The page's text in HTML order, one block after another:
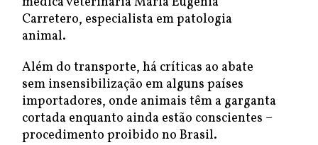
Carretero, especialista em patologia
animal.
Além do transporte, há críticas ao abate
sem insensibilização em alguns países
importadores, onde animais têm a garganta
cortada enquanto ainda estão conscientes –
procedimento proibido no Brasil.